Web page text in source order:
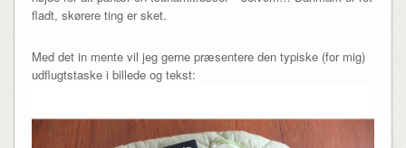
fladt, skørere ting er sket.
Med det in mente vil jeg gerne præsentere den typiske (for mig)
udflugtstaske i billede og tekst: